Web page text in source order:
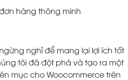
hàng thông minh
nghỉ để mang lại lợi ích tốt
tôi đã đột phá và tạo ra một
mục cho Woocommerce trên